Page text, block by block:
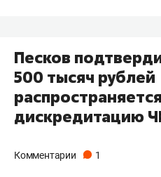
Песков
500 тысяч рублей
дискредитацию
Комментарии 1